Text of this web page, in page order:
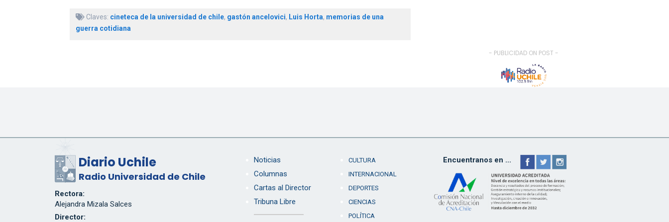
Claves: cineteca de la universidad de chile, gastón ancelovici, Luis Horta, memorias de una
guerra cotidiana
- PUBLICIDAD ON POST -
Diario Uchile
Radio Universidad de Chile
Rectora:
Alejandra Mizala Salces
Director:
Noticias
Columnas
Cartas al Director
Tribuna Libre
CULTURA
INTERNACIONAL
DEPORTES
CIENCIAS
POLÍTICA
Encuentranos en ...